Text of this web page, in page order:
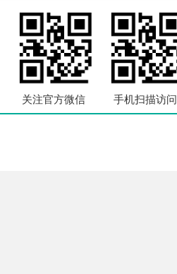
关注官方微信 手机扫描访问